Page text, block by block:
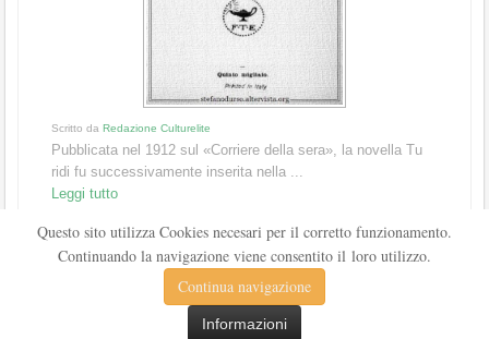
Scritto da Redazione Culturelite
Pubblicata nel 1912 sul «Corriere della sera», la novella Tu
ridi fu successivamente inserita nella ...
Leggi tutto
Questo sito utilizza Cookies necesari per il corretto funzionamento.
Continuando la navigazione viene consentito il loro utilizzo.
Continua navigazione
Informazioni